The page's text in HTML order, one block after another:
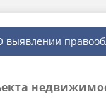
выявлении